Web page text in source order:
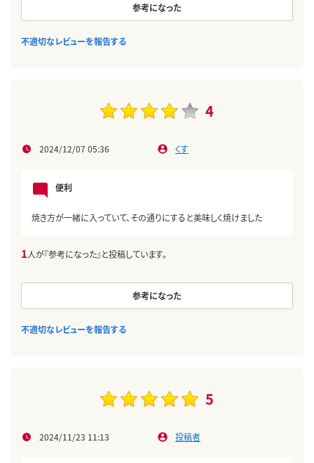
参考になった
不適切なレビューを報告する
4
2024/12/07 05:36 くす
便利
焼き方が一緒に入っていて、その通りにすると美味しく焼けました
1人が『参考になった』と投稿しています。
参考になった
不適切なレビューを報告する
5
2024/11/23 11:13 投稿者